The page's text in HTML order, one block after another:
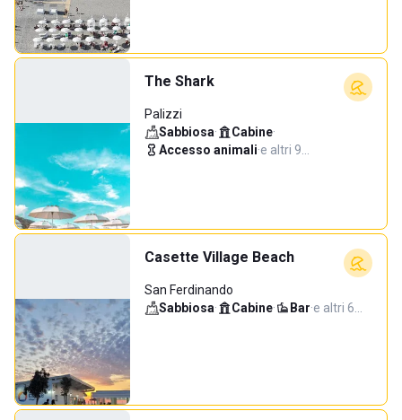
The Shark
Palizzi
Sabbiosa· Cabine·
Accesso animali·e altri 9…
Casette Village Beach
San Ferdinando
Sabbiosa· Cabine· Bar·e altri 6…